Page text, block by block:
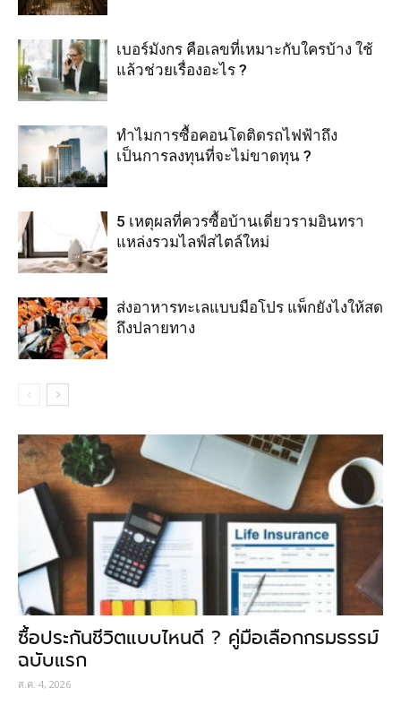
เบอร์มังกร คือเลขที่เหมาะกับใครบ้าง ใช้
แล้วช่วยเรื่องอะไร ?
ทำไมการซื้อคอนโดติดรถไฟฟ้าถึง
เป็นการลงทุนที่จะไม่ขาดทุน ?
5 เหตุผลที่ควรซื้อบ้านเดี่ยวรามอินทรา
แหล่งรวมไลฟ์สไตล์ใหม่
ส่งอาหารทะเลแบบมือโปร แพ็กยังไงให้สด
ถึงปลายทาง
ซื้อประกันชีวิตแบบไหนดี ? คู่มือเลือกกรมธรรม์
ฉบับแรก
ส.ค. 4, 2026